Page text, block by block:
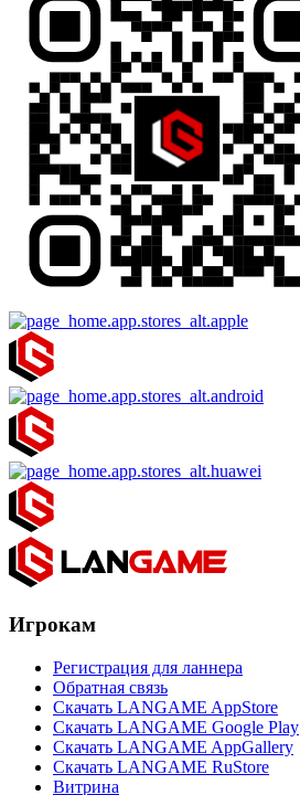
Игрокам
Регистрация для ланнера
Обратная связь
Скачать LANGAME AppStore
Скачать LANGAME Google Play
Скачать LANGAME AppGallery
Скачать LANGAME RuStore
Витрина